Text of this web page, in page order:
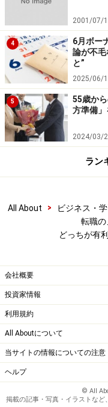
2001/07/
4
6月ボー
論が不
と”
2025/06/
5
55歳か
方準備」
2024/03/
ラン
All About > ビジネス・
転職の
どっちが有
会社概要
投資家情報
利用規約
All Aboutについて
当サイトの情報についての注意
ヘルプ
© All
掲載の記事・写真・イラストな